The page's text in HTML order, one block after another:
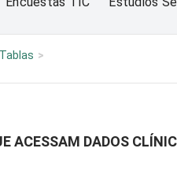
Tablas
ACESSAM DADOS